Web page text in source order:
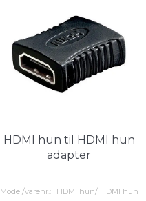
HDMI hun til HDMI hun
adapter
Model/varenr.: HDMi hun/ HDMI hun